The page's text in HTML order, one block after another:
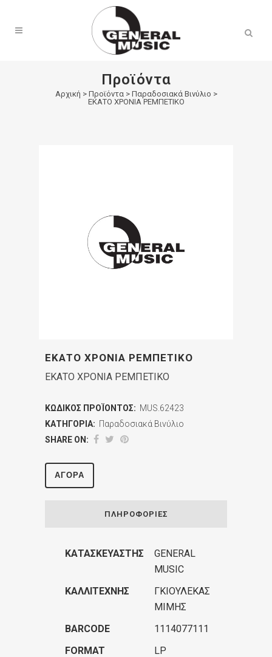
Προϊόντα
Αρχική > Προϊόντα> Παραδοσιακά Βινύλιο >
ΕΚΑΤΟ ΧΡΟΝΙΑ ΡΕΜΠΕΤΙΚΟ
ΕΚΑΤΟ ΧΡΟΝΙΑ ΡΕΜΠΕΤΙΚΟ
ΕΚΑΤΟ ΧΡΟΝΙΑ ΡΕΜΠΕΤΙΚΟ
ΚΩΔΙΚΌΣ ΠΡΟΪΌΝΤΟΣ: MUS.62423
ΚΑΤΗΓΟΡΊΑ: Παραδοσιακά Βινύλιο
SHARE ON:
ΑΓΟΡΆ
ΠΛΗΡΟΦΟΡΊΕΣ
ΚΑΤΑΣΚΕΥΑΣΤΉΣ
GENERAL
MUSIC
ΚΑΛΛΙΤΈΧΝΗΣ
ΓΚΙΟΥΛΕΚΑΣ
ΜΙΜΗΣ
BARCODE
1114077111
FORMAT
LP